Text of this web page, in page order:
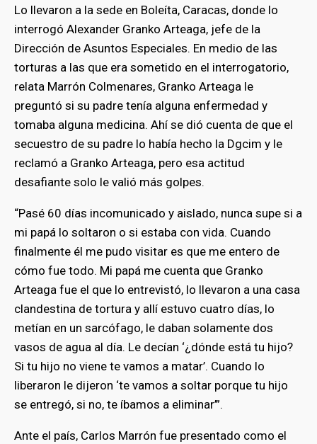
Lo llevaron a la sede en Boleíta, Caracas, donde lo
interrogó Alexander Granko Arteaga, jefe de la
Dirección de Asuntos Especiales. En medio de las
torturas a las que era sometido en el interrogatorio,
relata Marrón Colmenares, Granko Arteaga le
preguntó si su padre tenía alguna enfermedad y
tomaba alguna medicina. Ahí se dió cuenta de que el
secuestro de su padre lo había hecho la Dgcim y le
reclamó a Granko Arteaga, pero esa actitud
desafiante solo le valió más golpes.
“Pasé 60 días incomunicado y aislado, nunca supe si a
mi papá lo soltaron o si estaba con vida. Cuando
finalmente él me pudo visitar es que me entero de
cómo fue todo. Mi papá me cuenta que Granko
Arteaga fue el que lo entrevistó, lo llevaron a una casa
clandestina de tortura y allí estuvo cuatro días, lo
metían en un sarcófago, le daban solamente dos
vasos de agua al día. Le decían ‘¿dónde está tu hijo?
Si tu hijo no viene te vamos a matar’. Cuando lo
liberaron le dijeron ‘te vamos a soltar porque tu hijo
se entregó, si no, te íbamos a eliminar’”.
Ante el país, Carlos Marrón fue presentado como el